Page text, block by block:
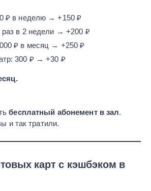
₽ в неделю → +150 ₽
раз в 2 недели → +200 ₽
₽ в месяц → +250 ₽
300 ₽ → +30 ₽
бесплатный абонемент в зал.
и так тратили.
карт с кэшбэком в